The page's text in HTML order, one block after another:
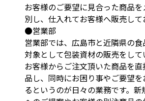
お客様のご要望に見合った商品
別し、仕入れてお客様へ販売して
●営業部
営業部では、広島市と近隣県の
対象として包装資材の販売をして
お客様からご注文頂いた商品を
品し、同時にお困り事やご要望
るというのが日々の業務です。